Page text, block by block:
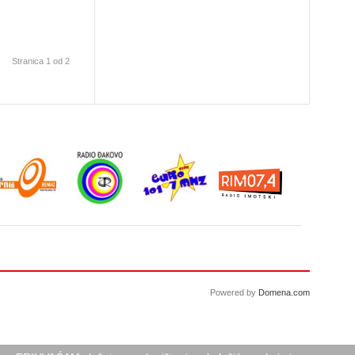
Stranica 1 od 2
Powered by Domena.com